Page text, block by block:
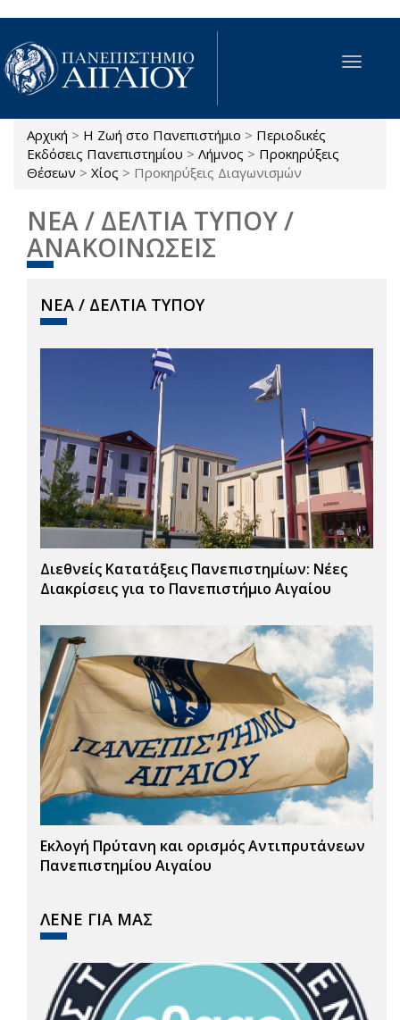
Παράκαμψη προς το κυρίως περιεχόμενο
Toggle
Είστε εδώ
Αρχική > Η Ζωή στο Πανεπιστήμιο > Περιοδικές
Εκδόσεις Πανεπιστημίου > Λήμνος > Προκηρύξεις
Θέσεων > Χίος > Προκηρύξεις Διαγωνισμών
ΝΕΑ / ΔΕΛΤΙΑ ΤΥΠΟΥ /
ΑΝΑΚΟΙΝΩΣΕΙΣ
ΝΕΑ / ΔΕΛΤΙΑ ΤΥΠΟΥ
Διεθνείς Κατατάξεις Πανεπιστημίων: Νέες
Διακρίσεις για το Πανεπιστήμιο Αιγαίου
Εκλογή Πρύτανη και ορισμός Αντιπρυτάνεων
Πανεπιστημίου Αιγαίου
ΛΕΝΕ ΓΙΑ ΜΑΣ